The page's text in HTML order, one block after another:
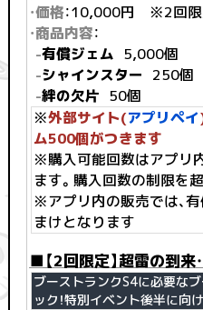
・価格：10,000円 ※2回
・商品内容：
-有償ジェム 5,000個
-シャインスター 250個
-絆の欠片 50個
※外部サイト(アプリペイ
ム500個がつきます
※購入可能回数はアプリ
ます。購入回数の制限を
※アプリ内の販売では、
まけとなります
■【2回限定】超雷の到来
ブーストランクS4に必要な
ック！特別イベント後半に向